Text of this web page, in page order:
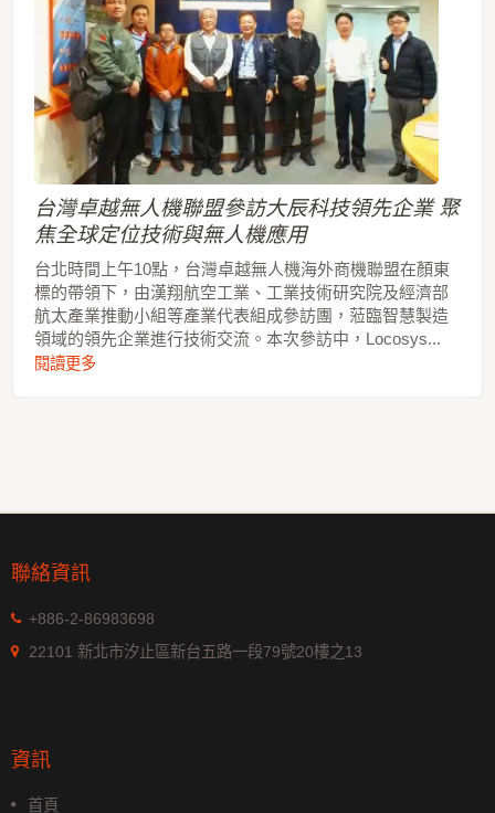
台灣卓越無人機聯盟參訪大辰科技領先企業 聚
焦全球定位技術與無人機應用
台北時間上午10點，台灣卓越無人機海外商機聯盟在顏東
標的帶領下，由漢翔航空工業、工業技術研究院及經濟部
航太產業推動小組等產業代表組成參訪團，蒞臨智慧製造
領域的領先企業進行技術交流。本次參訪中，Locosys...
閱讀更多
聯絡資訊
+886-2-86983698
22101 新北市汐止區新台五路一段79號20樓之13
資訊
首頁